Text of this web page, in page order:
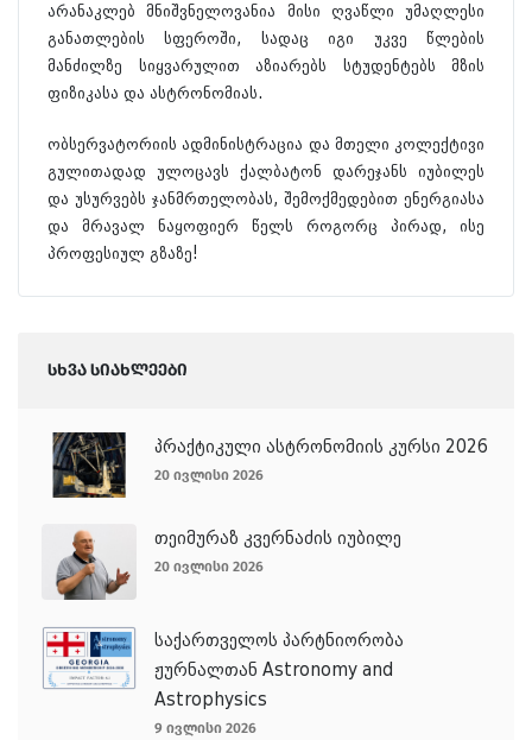
არანაკლებ მნიშვნელოვანია მისი ღვაწლი უმაღლესი
განათლების სფეროში, სადაც იგი უკვე წლების
მანძილზე სიყვარულით აზიარებს სტუდენტებს მზის
ფიზიკასა და ასტრონომიას.
ობსერვატორიის ადმინისტრაცია და მთელი კოლექტივი
გულითადად ულოცავს ქალბატონ დარეჯანს იუბილეს
და უსურვებს ჯანმრთელობას, შემოქმედებით ენერგიასა
და მრავალ ნაყოფიერ წელს როგორც პირად, ისე
პროფესიულ გზაზე!
სხვა სიახლეები
პრაქტიკული ასტრონომიის კურსი 2026
20 ივლისი 2026
თეიმურაზ კვერნაძის იუბილე
20 ივლისი 2026
საქართველოს პარტნიორობა
ჟურნალთან Astronomy and
Astrophysics
9 ივლისი 2026